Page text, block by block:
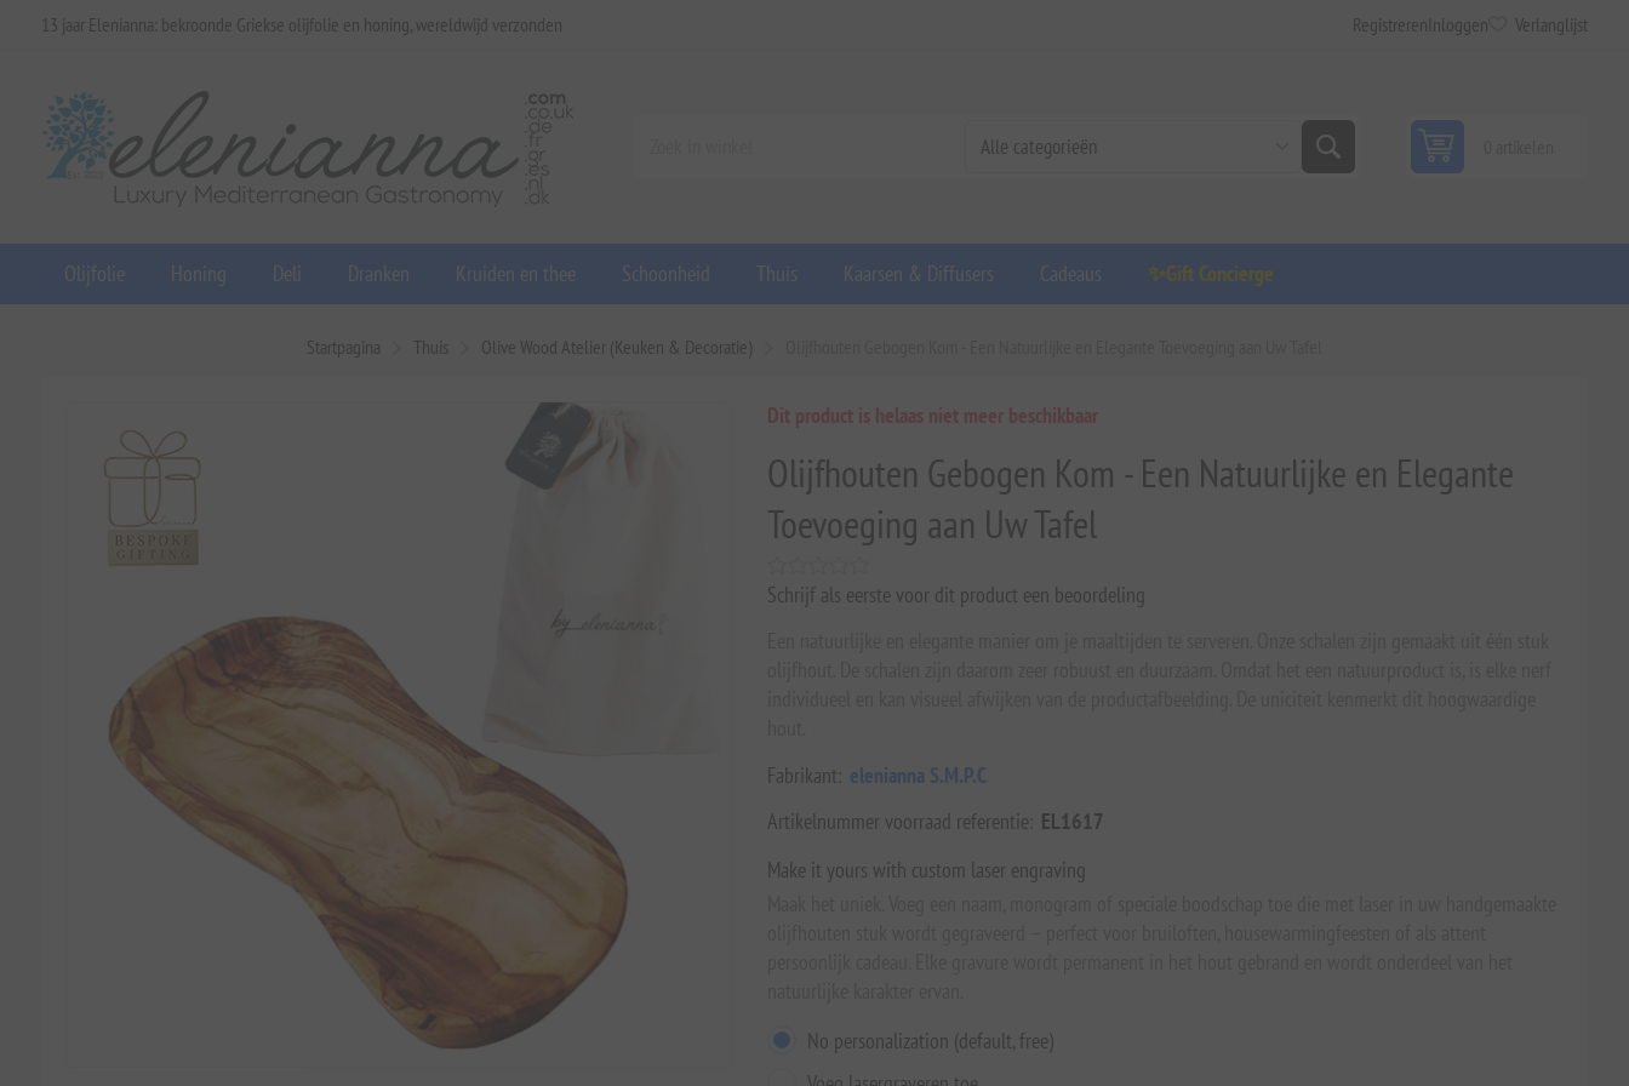
13 jaar Elenianna: bekroonde Griekse olijfolie en honing, wereldwijd verzonden Registreren Inloggen Verlanglijst
Olijfolie Honing Deli Dranken Kruiden en thee Schoonheid Thuis Kaarsen & Diffusers Cadeaus ✨Gift Concierge
Startpagina Thuis Olive Wood Atelier (Keuken & Decoratie)
Dit product is helaas niet meer beschikbaar
Olijfhouten Gebogen Kom - Een Natuurlijke en Elegante
Toevoeging aan Uw Tafel
Schrijf als eerste voor dit product een beoordeling
Fabrikant: elenianna S.M.P.C
Artikelnummer voorraad referentie: EL1617
Make it yours with custom laser engraving
No personalization (default, free)